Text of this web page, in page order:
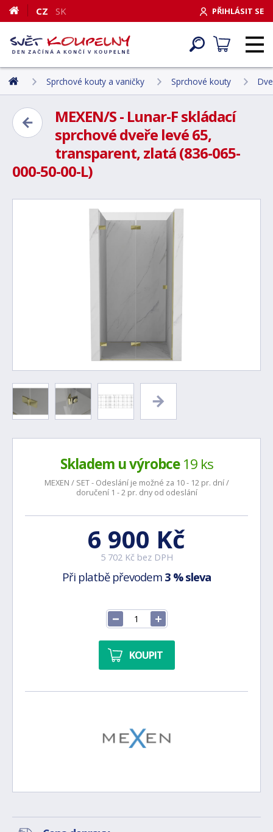
PŘIHLÁSIT SE
CZ SK
Sprchové kouty a vaničky Sprchové kouty
MEXEN/S - Lunar-F skládací
sprchové dveře levé 65,
transparent, zlatá (836-065-
000-50-00-L)
Skladem u výrobce19 ks
MEXEN / SET - Odeslání je možné za 10 - 12 pr. dní /
doručení 1 - 2 pr. dny od odeslání
6 900 Kč
5 702 Kč bez DPH
Při platbě převodem 3 % sleva
KOUPIT